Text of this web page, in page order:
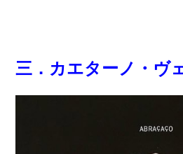
三．カエターノ・ヴ